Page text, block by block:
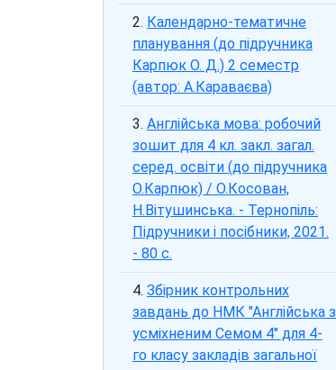
Календарно-тематичне
планування (до підручника
Карпюк О. Д.) 2 семестр
(автор: А.Караваєва)
Англійська мова: робочий
зошит для 4 кл. закл. загал.
серед. освіти (до підручника
О.Карпюк) / О.Косован,
Н.Вітушинська. - Тернопіль:
Підручники і посібники, 2021.
- 80 с.
Збірник контрольних
завдань до НМК "Англійська з
усміхненим Семом 4" для 4-
го класу закладів загальної